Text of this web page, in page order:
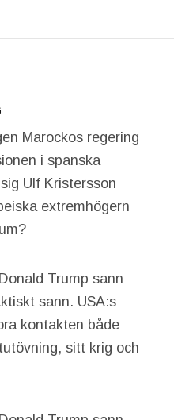
Marockos regering
i spanska
Ulf Kristersson
extremhögern
Trump sann
sann. USA:s
kontakten både
sitt krig och